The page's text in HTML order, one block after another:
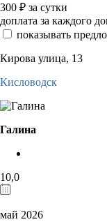
300 ₽ за сутки
доплата за каждого
показывать
Кирова улица, 13
Кисловодск
Галина
10,0
май 2026